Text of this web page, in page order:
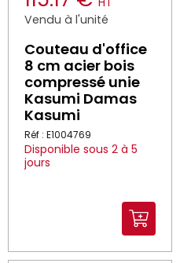
Vendu à l'unité
Couteau d'office
8 cm acier bois
compressé unie
Kasumi Damas
Kasumi
Réf : E1004769
Disponible sous 2 à 5
jours